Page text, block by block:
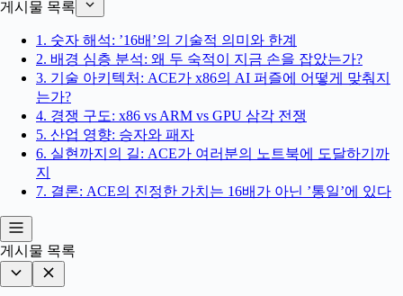
게시물 목록
1. 숫자 해석: ’16배’의 기술적 의미와 한계
2. 배경 심층 분석: 왜 두 숙적이 지금 손을 잡았는가?
3. 기술 아키텍처: ACE가 x86의 AI 퍼즐에 어떻게 맞춰지
는가?
4. 경쟁 구도: x86 vs ARM vs GPU 삼각 전쟁
5. 산업 영향: 승자와 패자
6. 실현까지의 길: ACE가 여러분의 노트북에 도달하기까
지
7. 결론: ACE의 진정한 가치는 16배가 아닌 ’통일’에 있다
게시물 목록